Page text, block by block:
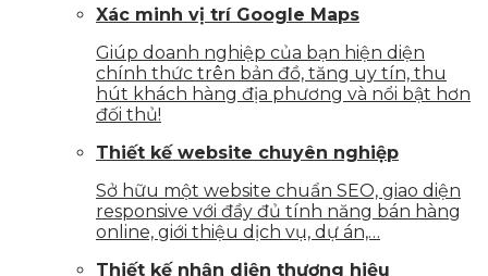
Xác minh vị trí Google Maps
Giúp doanh nghiệp của bạn hiện diện
chính thức trên bản đồ, tăng uy tín, thu
hút khách hàng địa phương và nổi bật hơn
đối thủ!
Thiết kế website chuyên nghiệp
Sở hữu một website chuẩn SEO, giao diện
responsive với đầy đủ tính năng bán hàng
online, giới thiệu dịch vụ, dự án,…
Thiết kế nhận diện thương hiệu